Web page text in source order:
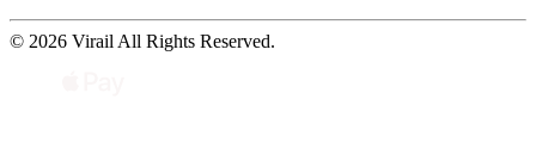
© 2026 Virail All Rights Reserved.